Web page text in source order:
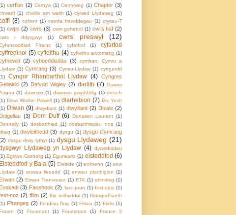
cerflun (2) Cernyw (1) Cernyweg (1) Chapter (3)
(1) chwilio am waith (1) clywed Llydaweg (1)
(8) cofiant (1) cronfa frawddegau (1) crysau-T
cwps (2) cwrs (3) cwrs gohebol (1) cwrs haf (2)
i ddysgwyr (1) cwrs preswyl (12)
Ffrainc (1) cyfarfod (1)
cyfarfod
(5) cyfieithu (4) cyfieithu awtomatig (1)
(2) cyhoeddiadau (3)
cymharu Cymru a
Llydaw (1) Cymraeg (3) Cymru-Llydaw (1) cyngerdd
Cyngor Rhanbarthol Llydaw (4) Cyngres
(2) Dafydd Wigley (2) darlith (7) Dawns
(1) dawnsio (1) dawnsio gwyddelig (1) deiseb
Dewi Watkin Powell (1) diarhebion (7) Div Yezh
Diwan (9) diwydiant (1) diwylliant (2) Dizale (2)
Dolgellau (3) Dom Duff (6) Donatien Laurent (1)
Donnelly (1) dosbarthiad (1) dosbarthiadau nos (1)
(1) dwyieithedd (3) dysgu (1) dysgu Cymraeg
dysgu drwy lythyr (1) dysgu Llydaweg (21)
Llydaweg yn Llydaw (4) dywediadau
Eglwys Gatholig (1) Egunkaria (1) eisteddfod (6)
Eisteddfod y Bala (5) Elebide (1) enlinenn (1) enw
Llydaw (1) enwau lleoedd (1) enwau planhigion (1)
Erwan (2) Erwan Tranvouez (1) ETA (1) etimoleg (1)
Euskadi (3) Facebook (2) fars prun (1) fest-deiz (1)
noz (2) ffilm (2) ffin ieithyddol (1) ffotograffiaeth
Ffrangeg (2) ffrindiau ffug (1) Ffrisia (1) Flickr (1)
Fouen
(1) Fouenant (1) Fouesnant (1)
France 3